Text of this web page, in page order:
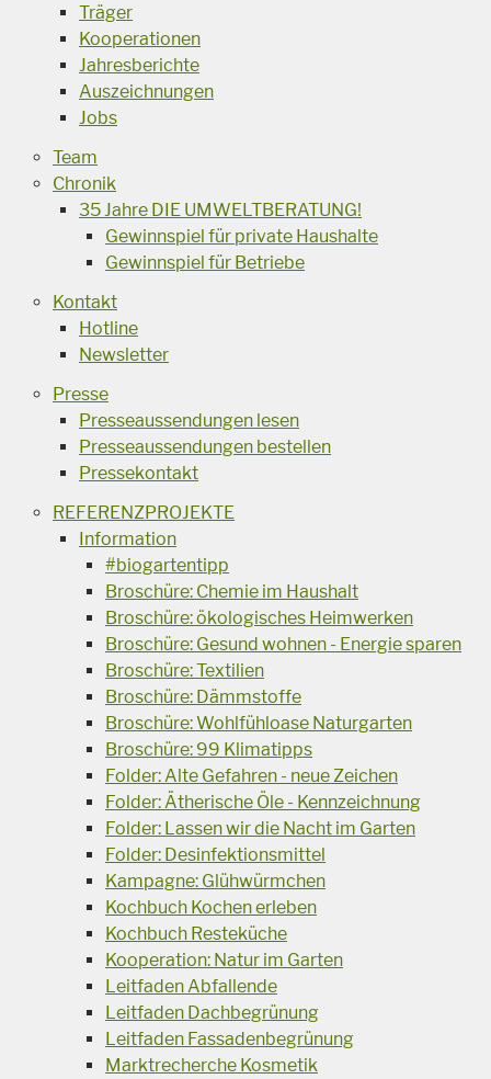
Träger
Kooperationen
Jahresberichte
Auszeichnungen
Jobs
Team
Chronik
35 Jahre DIE UMWELTBERATUNG!
Gewinnspiel für private Haushalte
Gewinnspiel für Betriebe
Kontakt
Hotline
Newsletter
Presse
Presseaussendungen lesen
Presseaussendungen bestellen
Pressekontakt
REFERENZPROJEKTE
Information
#biogartentipp
Broschüre: Chemie im Haushalt
Broschüre: ökologisches Heimwerken
Broschüre: Gesund wohnen - Energie sparen
Broschüre: Textilien
Broschüre: Dämmstoffe
Broschüre: Wohlfühloase Naturgarten
Broschüre: 99 Klimatipps
Folder: Alte Gefahren - neue Zeichen
Folder: Ätherische Öle - Kennzeichnung
Folder: Lassen wir die Nacht im Garten
Folder: Desinfektionsmittel
Kampagne: Glühwürmchen
Kochbuch Kochen erleben
Kochbuch Resteküche
Kooperation: Natur im Garten
Leitfaden Abfallende
Leitfaden Dachbegrünung
Leitfaden Fassadenbegrünung
Marktrecherche Kosmetik